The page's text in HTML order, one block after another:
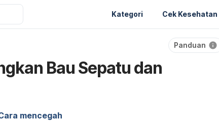
Kategori Cek Kesehatan
Panduan
Bau Sepatu dan
mencegah